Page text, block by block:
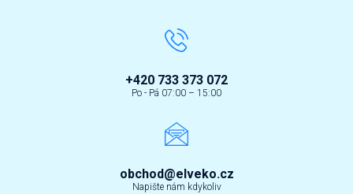
+420 733 373 072
Po - Pá 07:00 – 15:00
obchod@elveko.cz
Napište nám kdykoliv